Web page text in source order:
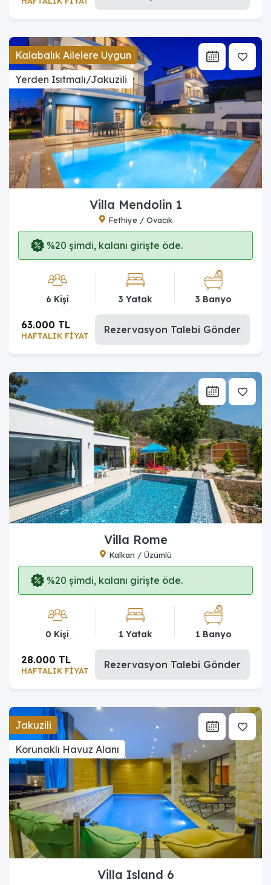
Kalabalık Ailelere Uygun
Yerden Isıtmalı/Jakuzili
Villa Mendolin 1
Fethiye / Ovacık
%20 şimdi, kalanı girişte öde.
6 Kişi 3 Yatak 3 Banyo
HAFTALIK FİYAT
63.000 TL Rezervasyon Talebi Gönder
Villa Rome
Kalkan / Üzümlü
%20 şimdi, kalanı girişte öde.
0 Kişi 1 Yatak 1 Banyo
HAFTALIK FİYAT
28.000 TL Rezervasyon Talebi Gönder
Jakuzili
Korunaklı Havuz Alanı
Villa Island 6